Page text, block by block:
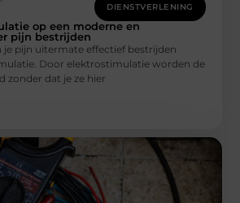
DIENSTVERLENING
op een moderne en
pijn bestrijden
je pijn uitermate effectief bestrijden
Door elektrostimulatie worden de
zonder dat je ze hier